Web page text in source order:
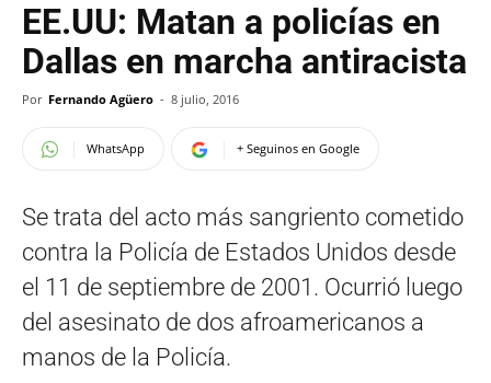
EE.UU: Matan a policías en
Dallas en marcha antiracista
Por Fernando Agüero - 8 julio, 2016
WhatsApp + Seguinos en Google
Se trata del acto más sangriento cometido
contra la Policía de Estados Unidos desde
el 11 de septiembre de 2001. Ocurrió luego
del asesinato de dos afroamericanos a
manos de la Policía.